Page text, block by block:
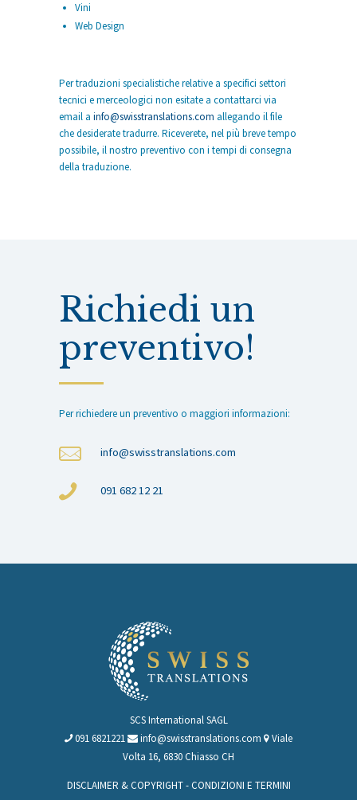
Vini
Web Design
Per traduzioni specialistiche relative a specifici settori
tecnici e merceologici non esitate a contattarci via
email a info@swisstranslations.com allegando il file
che desiderate tradurre. Riceverete, nel più breve tempo
possibile, il nostro preventivo con i tempi di consegna
della traduzione.
Richiedi un
preventivo!
Per richiedere un preventivo o maggiori informazioni:
info@swisstranslations.com
091 682 12 21
SCS International SAGL
091 6821221
info@swisstranslations.com
Viale
Volta 16, 6830 Chiasso CH
DISCLAIMER & COPYRIGHT-CONDIZIONI E TERMINI